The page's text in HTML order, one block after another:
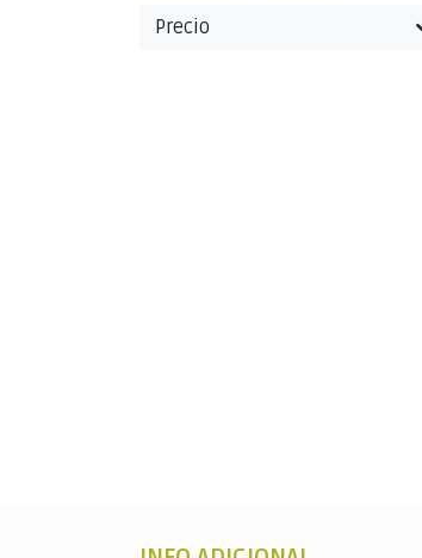
Precio